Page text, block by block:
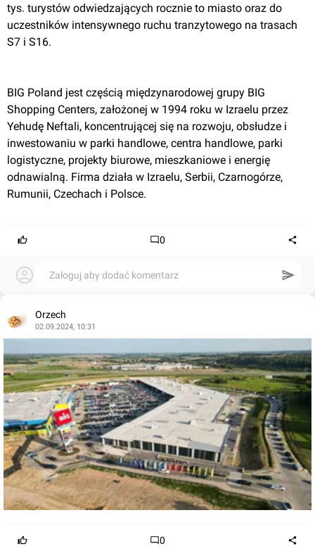
tys. turystów odwiedzających rocznie to miasto oraz do
uczestników intensywnego ruchu tranzytowego na trasach
S7 i S16.
BIG Poland jest częścią międzynarodowej grupy BIG
Shopping Centers, założonej w 1994 roku w Izraelu przez
Yehudę Neftali, koncentrującej się na rozwoju, obsłudze i
inwestowaniu w parki handlowe, centra handlowe, parki
logistyczne, projekty biurowe, mieszkaniowe i energię
odnawialną. Firma działa w Izraelu, Serbii, Czarnogórze,
Rumunii, Czechach i Polsce.
0
Zaloguj aby dodać komentarz
Orzech
02.09.2024, 10:31
0